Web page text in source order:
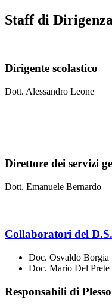
Staff di Dirigenza
Dirigente scolastico
Dott. Alessandro Leone
Direttore dei servizi
Dott. Emanuele Bernardo
Collaboratori del D.S.
Doc. Osvaldo Borgia
Doc. Mario Del Prete
Responsabili di Plesso